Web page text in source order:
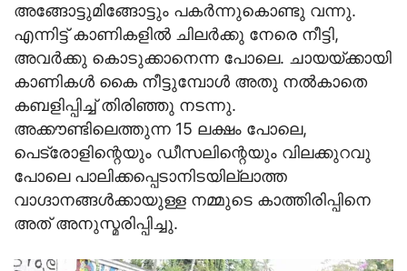
അങ്ങോട്ടുമിങ്ങോട്ടും പകര്‍ന്നുകൊണ്ടു വന്നു.
എന്നിട്ട് കാണികളില്‍ ചിലര്‍ക്കു നേരെ നീട്ടി,
അവര്‍ക്കു കൊടുക്കാനെന്ന പോലെ. ചായയ്ക്കായി
കാണികള്‍ കൈ നീട്ടുമ്പോള്‍ അതു നല്‍കാതെ
കബളിപ്പിച്ച് തിരിഞ്ഞു നടന്നു.
അക്കൗണ്ടിലെത്തുന്ന 15 ലക്ഷം പോലെ,
പെട്രോളിന്റെയും ഡീസലിന്റെയും വിലക്കുറവു
പോലെ പാലിക്കപ്പെടാനിടയില്ലാത്ത
വാഗ്ദാനങ്ങള്‍ക്കായുള്ള നമ്മുടെ കാത്തിരിപ്പിനെ
അത് അനുസ്മരിപ്പിച്ചു.